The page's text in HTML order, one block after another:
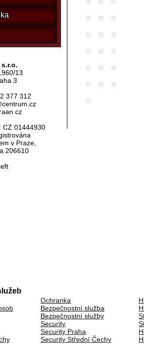
s.r.o.
13
3
377 312
CZ 01444930
v Praze,
206610
Ochranka
Bezpečnostní služba
Bezpečnostní služby
Security
Security Praha
Security Střední Čechy